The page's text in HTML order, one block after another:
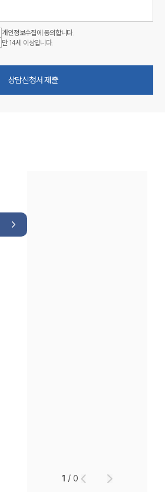
개인정보수집에 동의합니다.
만 14세 이상입니다.
상담신청서 제출
1 /0